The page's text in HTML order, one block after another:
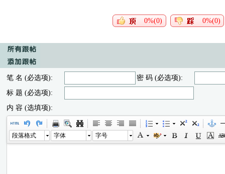
0%(0) 0%(0)
笔 名 (必选项):
密 码 (必选项):
标 题 (必选项):
内 容 (选填项):
段落格式 字体 字号